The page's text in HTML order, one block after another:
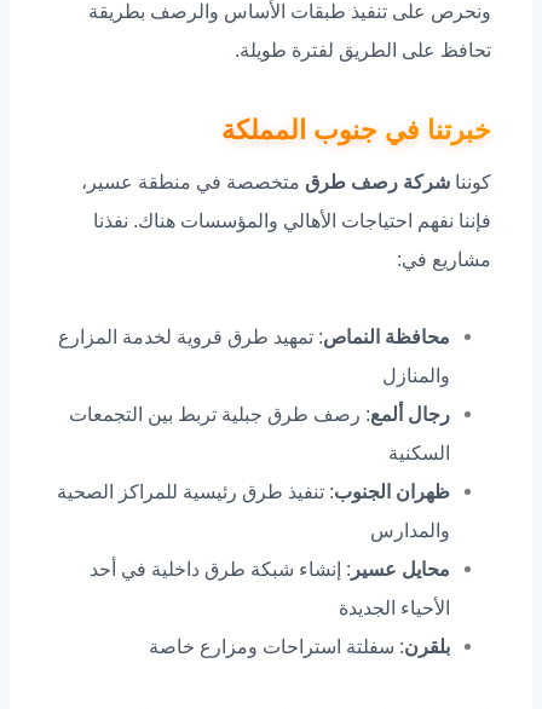
ونحرص على تنفيذ طبقات الأساس والرصف بطريقة
تحافظ على الطريق لفترة طويلة.
خبرتنا في جنوب المملكة
كوننا شركة رصف طرق متخصصة في منطقة عسير،
فإننا نفهم احتياجات الأهالي والمؤسسات هناك. نفذنا
مشاريع في:
محافظة النماص: تمهيد طرق قروية لخدمة المزارع
والمنازل
رجال ألمع: رصف طرق جبلية تربط بين التجمعات
السكنية
ظهران الجنوب: تنفيذ طرق رئيسية للمراكز الصحية
والمدارس
محايل عسير : إنشاء شبكة طرق داخلية في أحد
الأحياء الجديدة
بلقرن: سفلتة استراحات ومزارع خاصة